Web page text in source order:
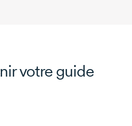
votre guide